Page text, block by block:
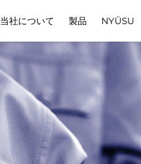
当社について 製品 NYŪSU
ソリューション